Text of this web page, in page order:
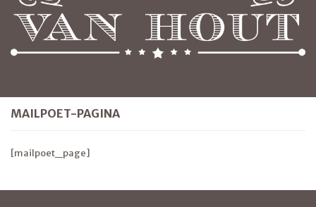
MAILPOET-PAGINA
[mailpoet_page]